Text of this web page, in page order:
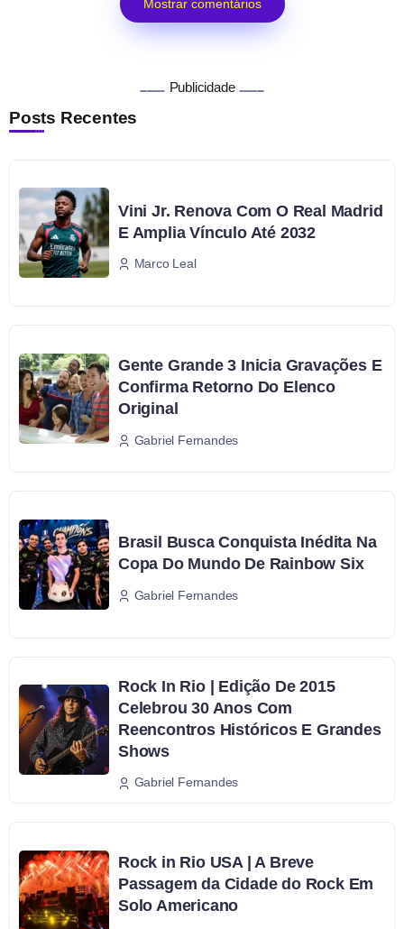
Mostrar comentários
Publicidade
Posts Recentes
Vini Jr. Renova Com O Real Madrid
E Amplia Vínculo Até 2032
Marco Leal
Gente Grande 3 Inicia Gravações E
Confirma Retorno Do Elenco
Original
Gabriel Fernandes
Brasil Busca Conquista Inédita Na
Copa Do Mundo De Rainbow Six
Gabriel Fernandes
Rock In Rio | Edição De 2015
Celebrou 30 Anos Com
Reencontros Históricos E Grandes
Shows
Gabriel Fernandes
Rock in Rio USA | A Breve
Passagem da Cidade do Rock Em
Solo Americano